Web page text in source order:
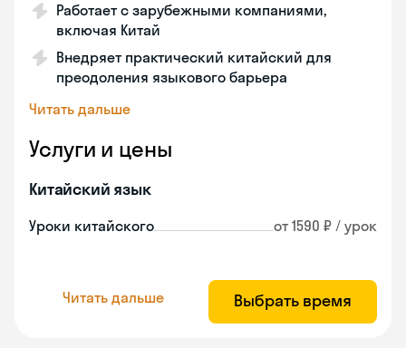
Работает с зарубежными компаниями,
включая Китай
Внедряет практический китайский для
преодоления языкового барьера
Читать дальше
Услуги и цены
Китайский язык
Уроки китайского от 1590 ₽ / урок
Читать дальше Выбрать время